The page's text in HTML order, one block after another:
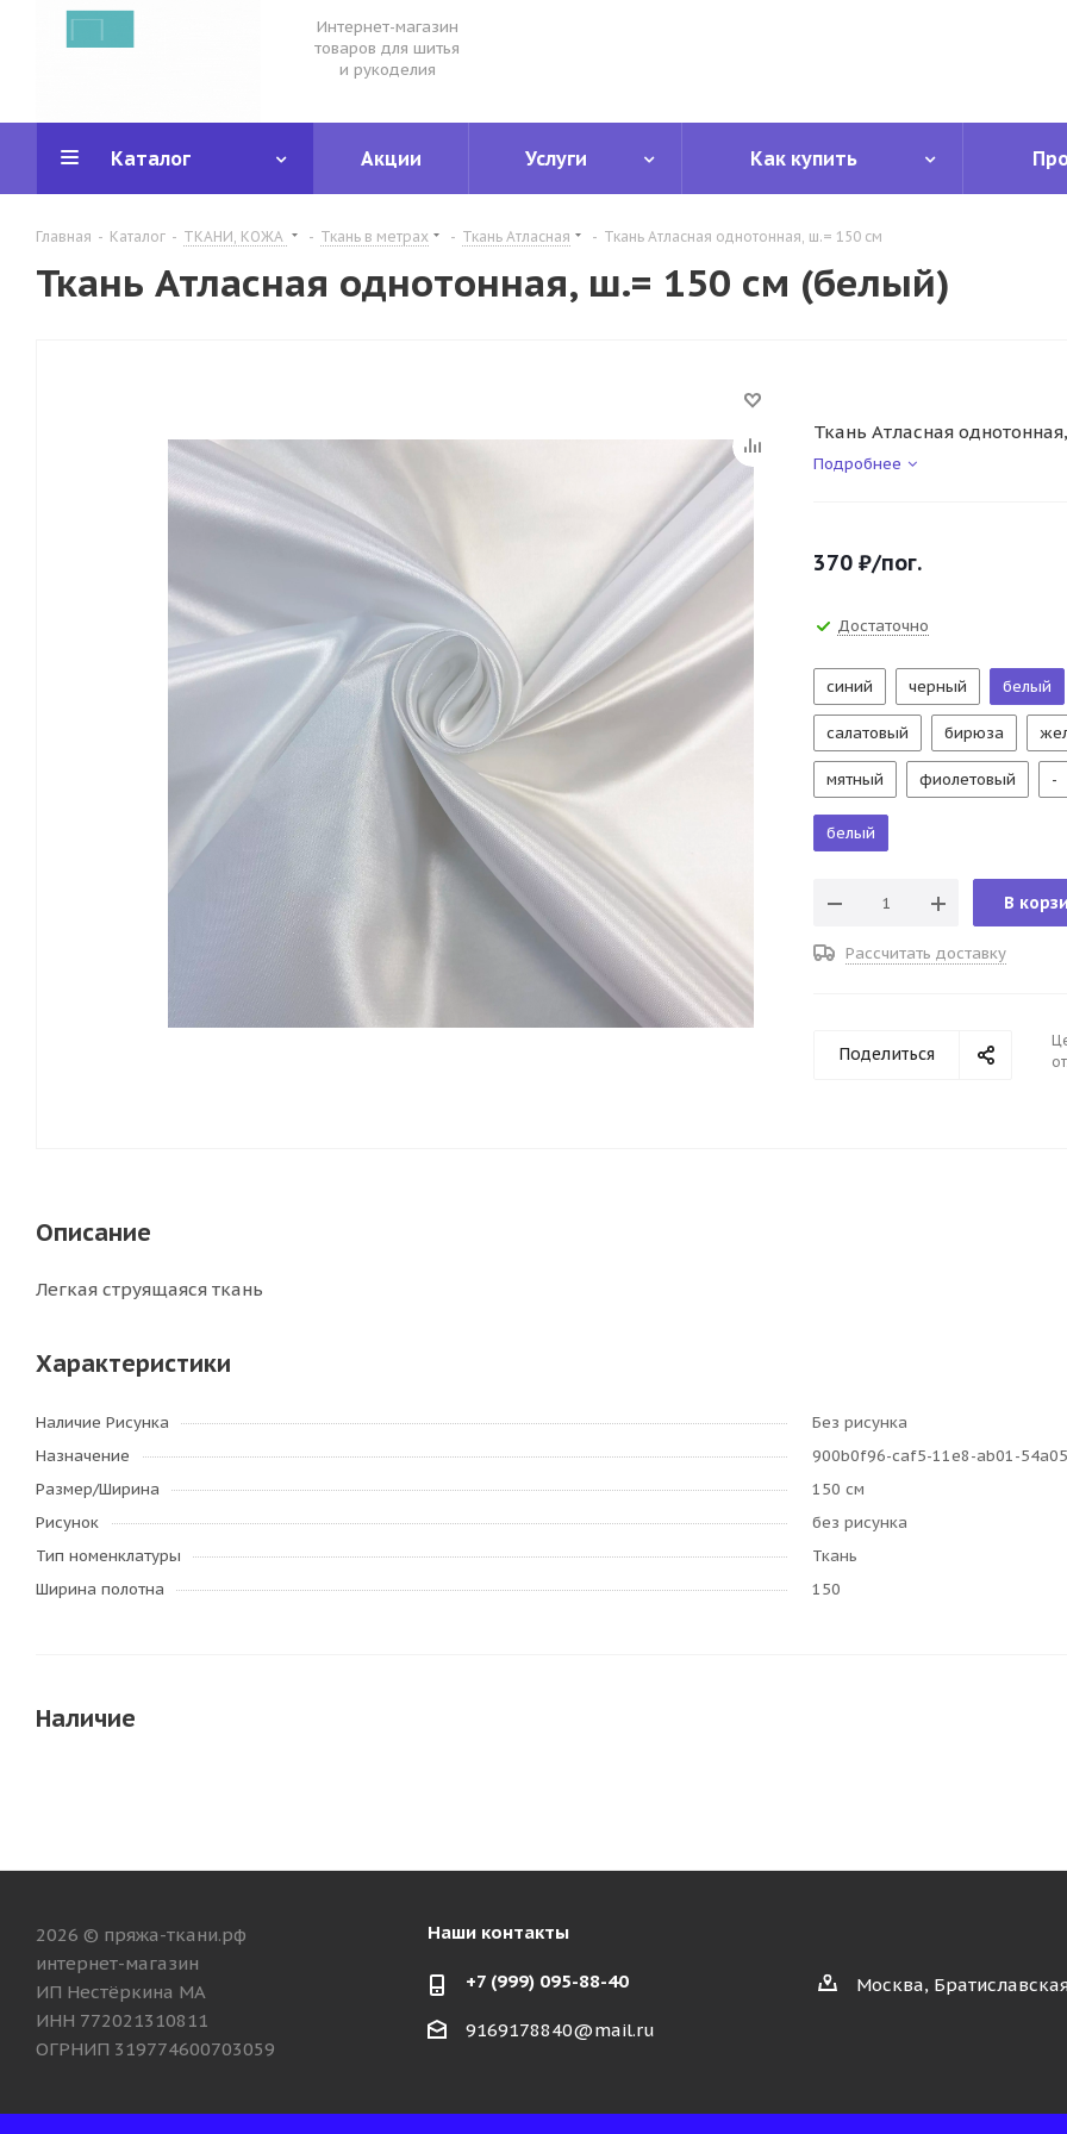
Интернет-магазин
товаров для шитья
и рукоделия
Каталог Акции Услуги Как купить
Главная - Каталог - ТКАНИ, КОЖА - Ткань в метрах - Ткань Атласная - Ткань Атласная однотонная, ш.= 150 см
Ткань Атласная однотонная, ш.= 150 см (белый)
Ткань Атласная
Подробнее
370 ₽/пог.
Достаточно
синий черный белый
салатовый бирюза
мятный фиолетовый -
белый
В
Рассчитать доставку
Поделиться
Описание
Легкая струящаяся ткань
Характеристики
Наличие Рисунка
Без рисунка
Назначение
900b0f96-caf5-11e8-ab01-
Размер/Ширина
150 см
Рисунок
без рисунка
Тип номенклатуры
Ткань
Ширина полотна
150
Наличие
2026 © пряжа-ткани.рф
интернет-магазин
ИП Нестёркина МА
ИНН 772021310811
ОГРНИП 319774600703059
Наши контакты
+7 (999) 095-88-40
9169178840@mail.ru
Москва,